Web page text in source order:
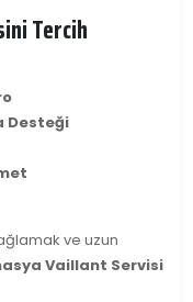
Tercih
Desteği
ve uzun
Vaillant Servisi